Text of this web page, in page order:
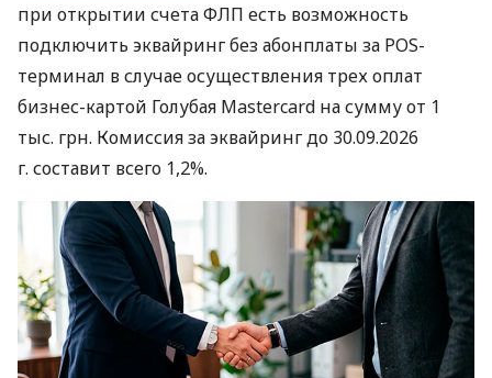
при открытии счета ФЛП есть возможность
подключить эквайринг без абонплаты за POS-
терминал в случае осуществления трех оплат
бизнес-картой Голубая Mastercard на сумму от 1
тыс. грн. Комиссия за эквайринг до 30.09.2026
г. составит всего 1,2%.